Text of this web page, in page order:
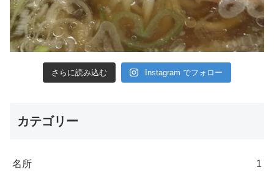
さらに読み込む Instagram でフォロー
カテゴリー
名所 1